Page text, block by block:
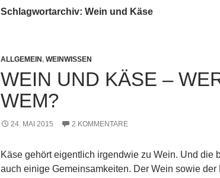
Schlagwortarchiv: Wein und Käse
ALLGEMEIN , WEINWISSEN
WEIN UND KÄSE –
WEM?
24. MAI 2015 2 KOMMENTARE
Käse gehört eigentlich irgendwie zu Wein. Und die
auch einige Gemeinsamkeiten. Der Wein sowie der